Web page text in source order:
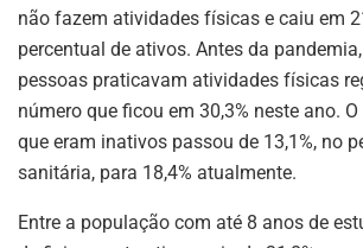
não fazem atividades físicas e caiu em
percentual de ativos. Antes da
pessoas praticavam atividades físicas
número que ficou em 30,3% neste ano.
que eram inativos passou de 13,1%, no
sanitária, para 18,4% atualmente.
Entre a população com até 8 anos de